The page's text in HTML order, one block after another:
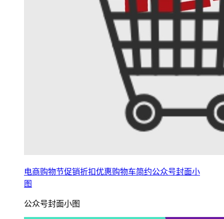
电商购物节促销折扣优惠购物车简约公众号封面小
图
公众号封面小图